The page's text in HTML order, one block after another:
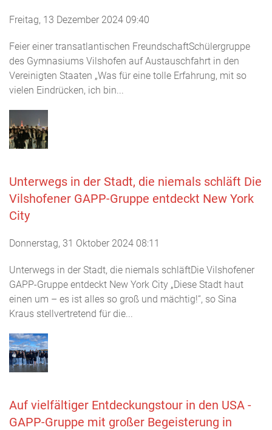
Freitag, 13 Dezember 2024 09:40
Feier einer transatlantischen FreundschaftSchülergruppe
des Gymnasiums Vilshofen auf Austauschfahrt in den
Vereinigten Staaten „Was für eine tolle Erfahrung, mit so
vielen Eindrücken, ich bin...
Unterwegs in der Stadt, die niemals schläft Die
Vilshofener GAPP-Gruppe entdeckt New York
City
Donnerstag, 31 Oktober 2024 08:11
Unterwegs in der Stadt, die niemals schläftDie Vilshofener
GAPP-Gruppe entdeckt New York City „Diese Stadt haut
einen um – es ist alles so groß und mächtig!“, so Sina
Kraus stellvertretend für die...
Auf vielfältiger Entdeckungstour in den USA -
GAPP-Gruppe mit großer Begeisterung in